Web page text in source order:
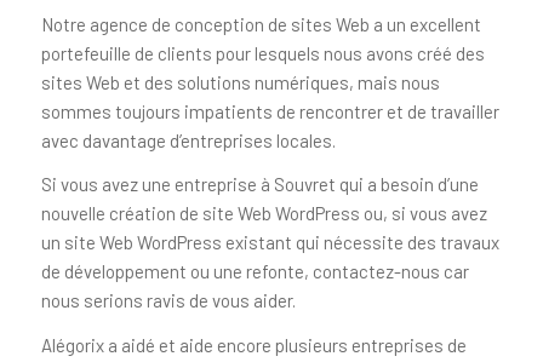
Notre agence de conception de sites Web a un excellent
portefeuille de clients pour lesquels nous avons créé des
sites Web et des solutions numériques, mais nous
sommes toujours impatients de rencontrer et de travailler
avec davantage d’entreprises locales.
Si vous avez une entreprise à Souvret qui a besoin d’une
nouvelle création de site Web WordPress ou, si vous avez
un site Web WordPress existant qui nécessite des travaux
de développement ou une refonte, contactez-nous car
nous serions ravis de vous aider.
Alégorix a aidé et aide encore plusieurs entreprises de